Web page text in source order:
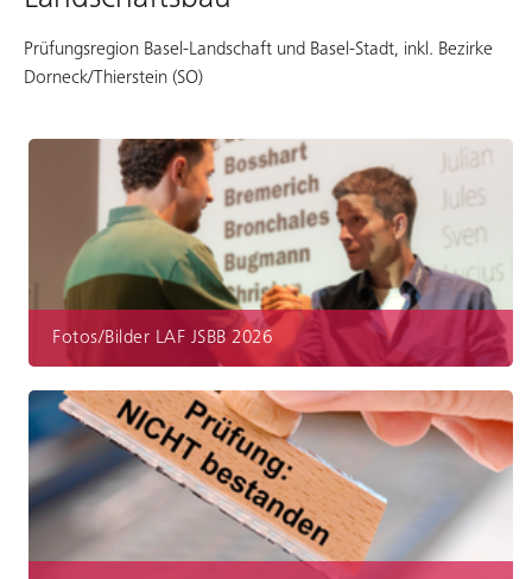
Prüfungsregion Basel-Landschaft und Basel-Stadt, inkl. Bezirke
Dorneck/Thierstein (SO)
Fotos/Bilder LAF JSBB 2026